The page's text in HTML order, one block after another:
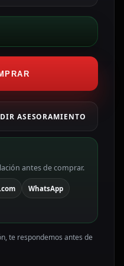
ASESORAMIENTO
antes de comprar.
WhatsApp
te respondemos antes de